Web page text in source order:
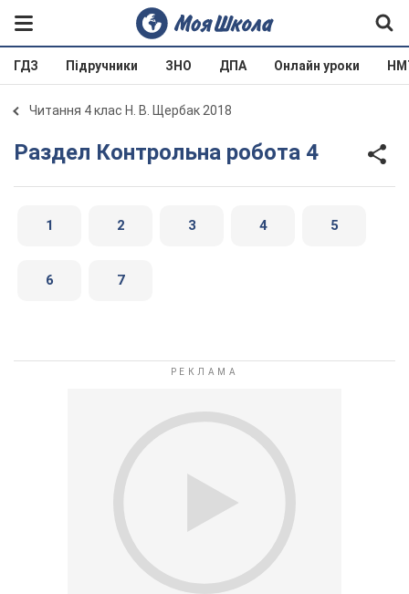
ГДЗ Підручники ЗНО ДПА Онлайн уроки
Читання 4 клас Н. В. Щербак 2018
Раздел Контрольна робота 4
1 2 3 4 5
6 7